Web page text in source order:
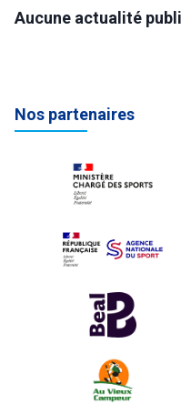
Aucune actualité
Nos partenaires